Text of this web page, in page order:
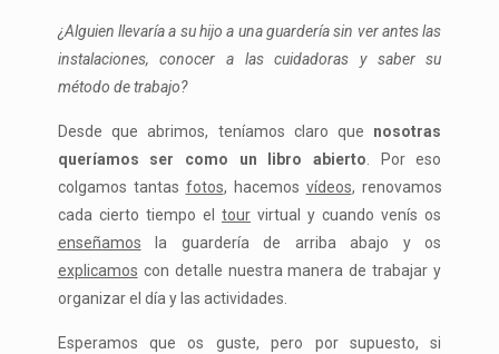
¿Alguien llevaría a su hijo a una guardería sin ver antes las
instalaciones, conocer a las cuidadoras y saber su
método de trabajo?
Desde que abrimos, teníamos claro que nosotras
queríamos ser como un libro abierto . Por eso
colgamos tantas fotos, hacemos vídeos, renovamos
cada cierto tiempo el tourvirtual y cuando venís os
enseñamos la guardería de arriba abajo y os
explicamos con detalle nuestra manera de trabajar y
organizar el día y las actividades.
Esperamos que os guste, pero por supuesto, si